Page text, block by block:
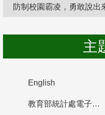
防制校園霸凌，勇敢說出
主
English
教育部統計處電子書櫃